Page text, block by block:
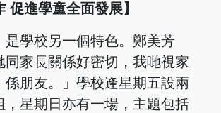
促進學童全面發展】
是學校另一個特色。鄭美芳
同家長關係好密切，我哋視家
係朋友。」學校逢星期五設兩
，星期日亦有一場，主題包括